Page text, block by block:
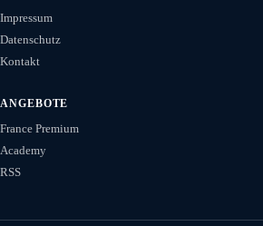
Impressum
Datenschutz
Kontakt
ANGEBOTE
France Premium
Academy
RSS